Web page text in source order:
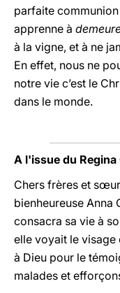
parfaite communion
apprenne à
à la vigne, et à ne
En effet, nous ne
notre vie c’est le
dans le monde.
A l'issue du Regina
Chers frères et
bienheureuse Anna
consacra sa vie à
elle voyait le visage
à Dieu pour le
malades et